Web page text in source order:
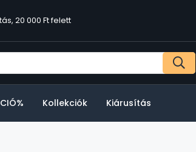
20 000 Ft felett
Kollekciók Kiárusítás